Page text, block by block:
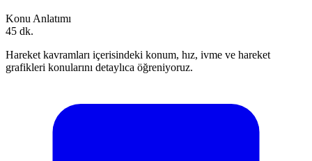
Konu Anlatımı
45 dk.
Hareket kavramları içerisindeki konum, hız, ivme ve hareket
grafikleri konularını detaylıca öğreniyoruz.